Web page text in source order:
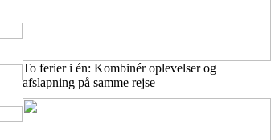
To ferier i én: Kombinér oplevelser og
afslapning på samme rejse